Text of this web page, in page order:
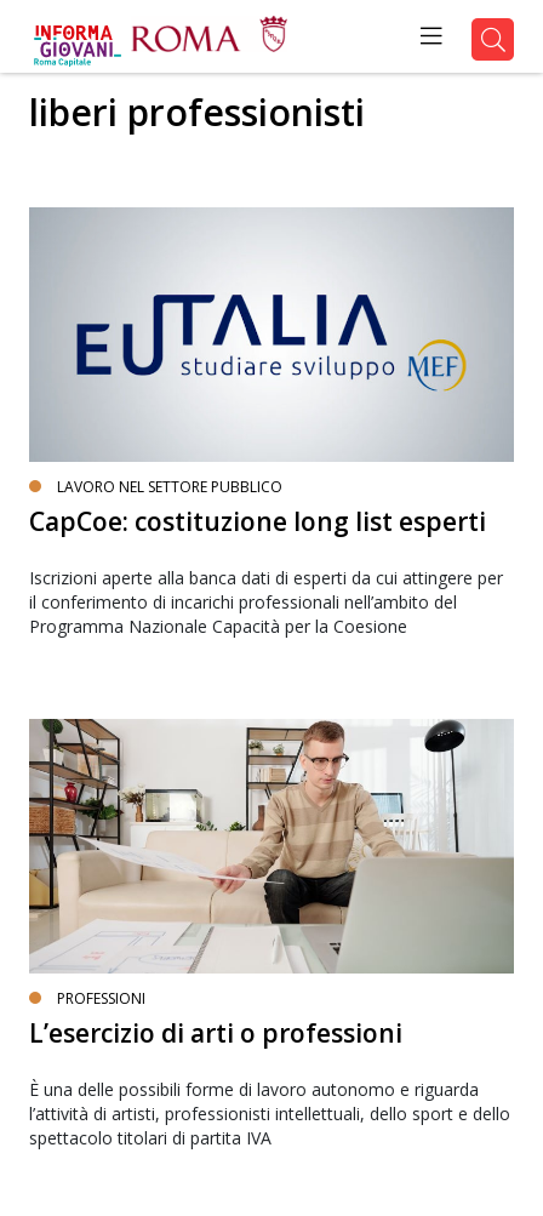
liberi professionisti
LAVORO NEL SETTORE PUBBLICO
CapCoe: costituzione long list esperti
Iscrizioni aperte alla banca dati di esperti da cui attingere per
il conferimento di incarichi professionali nell’ambito del
Programma Nazionale Capacità per la Coesione
PROFESSIONI
L’esercizio di arti o professioni
È una delle possibili forme di lavoro autonomo e riguarda
l’attività di artisti, professionisti intellettuali, dello sport e dello
spettacolo titolari di partita IVA